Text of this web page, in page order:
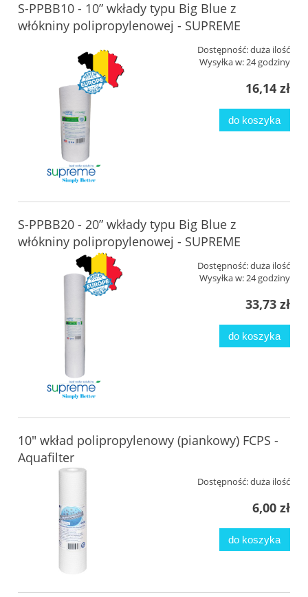
S-PPBB10 - 10” wkłady typu Big Blue z
włókniny polipropylenowej - SUPREME
Dostępność:duża ilość
Wysyłka w:24 godziny
16,14 zł
do koszyka
S-PPBB20 - 20” wkłady typu Big Blue z
włókniny polipropylenowej - SUPREME
Dostępność:duża ilość
Wysyłka w:24 godziny
33,73 zł
do koszyka
10" wkład polipropylenowy (piankowy) FCPS -
Aquafilter
Dostępność:duża ilość
6,00 zł
do koszyka